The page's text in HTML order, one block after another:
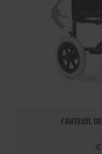
FAUTEUIL